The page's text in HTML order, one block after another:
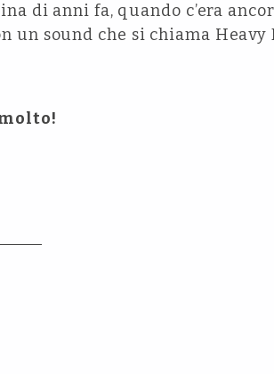
di anni fa, quando c’era
un sound che si chiama Heavy